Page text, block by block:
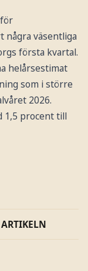
väsentliga
första kvartal.
helårsestimat
som i större
2026.
1,5 procent till